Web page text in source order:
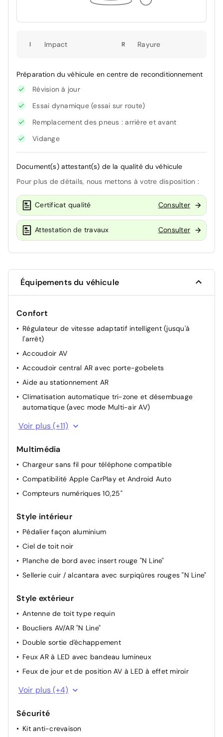
I Impact R Rayure
Préparation du véhicule en centre de reconditionnement
Révision à jour
Essai dynamique (essai sur route)
Remplacement des pneus : arrière et avant
Vidange
Document(s) attestant(s) de la qualité du véhicule
Pour plus de détails, nous mettons à votre disposition :
Certificat qualité Consulter
Attestation de travaux Consulter
Équipements du véhicule
Confort
Régulateur de vitesse adaptatif intelligent (jusqu'à
l'arrêt)
Accoudoir AV
Accoudoir central AR avec porte-gobelets
Aide au stationnement AR
Climatisation automatique tri-zone et désembuage
automatique (avec mode Multi-air AV)
Commandes audio au volant
Drive Mode
Hayon mains-libres intelligent
Palettes au volant
Poches aumonières au dos des sièges AV
Sièges AV réglables électriquement (à mémoire côté
conducteur)
Rétroviseurs extérieurs Noirs
Rétroviseurs électriques dégivrants, rabattables
électriquement avec clignotants intégrés
Voir plus (+11)
Multimédia
Chargeur sans fil pour téléphone compatible
Compatibilité Apple CarPlay et Android Auto
Compteurs numériques 10,25"
Style intérieur
Pédalier façon aluminium
Ciel de toit noir
Planche de bord avec insert rouge "N Line"
Sellerie cuir / alcantara avec surpiqûres rouges "N Line"
Style extérieur
Antenne de toit type requin
Boucliers AV/AR "N Line"
Double sortie d'échappement
Feux AR à LED avec bandeau lumineux
Feux de jour et de position AV à LED à effet miroir
Feux AV bi-LED
Jonc de vitres noir
Passages de roues et bas de caisse couleur
Voir plus (+4)
Sécurité
Kit anti-crevaison